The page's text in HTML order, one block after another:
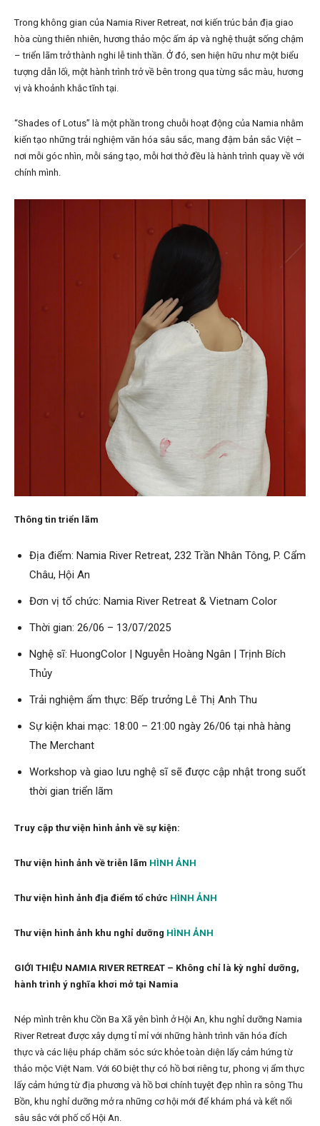
Trong không gian của Namia River Retreat, nơi kiến trúc bản địa giao
hòa cùng thiên nhiên, hương thảo mộc ấm áp và nghệ thuật sống chậm
– triển lãm trở thành nghi lễ tinh thần. Ở đó, sen hiện hữu như một biểu
tượng dẫn lối, một hành trình trở về bên trong qua từng sắc màu, hương
vị và khoảnh khắc tĩnh tại.
“Shades of Lotus” là một phần trong chuỗi hoạt động của Namia nhằm
kiến tạo những trải nghiệm văn hóa sâu sắc, mang đậm bản sắc Việt –
nơi mỗi góc nhìn, mỗi sáng tạo, mỗi hơi thở đều là hành trình quay về với
chính mình.
Thông tin triển lãm
Địa điểm: Namia River Retreat, 232 Trần Nhân Tông, P. Cẩm
Châu, Hội An
Đơn vị tổ chức: Namia River Retreat & Vietnam Color
Thời gian: 26/06 – 13/07/2025
Nghệ sĩ: HuongColor | Nguyễn Hoàng Ngân | Trịnh Bích
Thủy
Trải nghiệm ẩm thực: Bếp trưởng Lê Thị Anh Thu
Sự kiện khai mạc: 18:00 – 21:00 ngày 26/06 tại nhà hàng
The Merchant
Workshop và giao lưu nghệ sĩ sẽ được cập nhật trong suốt
thời gian triển lãm
Truy cập thư viện hình ảnh về sự kiện:
Thư viện hình ảnh về triễn lãm HÌNH ẢNH
Thư viện hình ảnh địa điểm tổ chức HÌNH ẢNH
Thư viện hình ảnh khu nghỉ dưỡng HÌNH ẢNH
GIỚI THIỆU NAMIA RIVER RETREAT – Không chỉ là kỳ nghỉ dưỡng,
hành trình ý nghĩa khơi mở tại Namia
Nép mình trên khu Cồn Ba Xã yên bình ở Hội An, khu nghỉ dưỡng Namia
River Retreat được xây dựng tỉ mỉ với những hành trình văn hóa đích
thực và các liệu pháp chăm sóc sức khỏe toàn diện lấy cảm hứng từ
thảo mộc Việt Nam. Với 60 biệt thự có hồ bơi riêng tư, phong vị ẩm thực
lấy cảm hứng từ địa phương và hồ bơi chính tuyệt đẹp nhìn ra sông Thu
Bồn, khu nghỉ dưỡng mở ra những cơ hội mới để khám phá và kết nối
sâu sắc với phố cổ Hội An.